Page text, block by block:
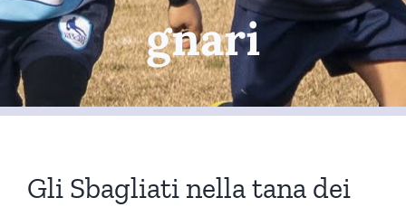
gnari
Gli Sbagliati nella tana dei